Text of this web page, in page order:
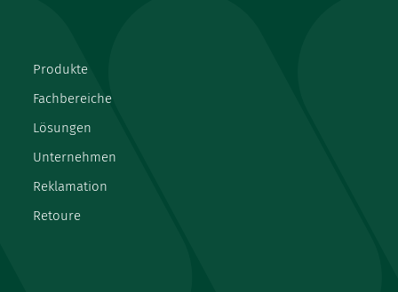
Produkte
Fachbereiche
Lösungen
Unternehmen
Reklamation
Retoure